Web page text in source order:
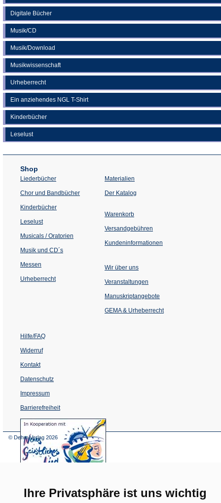
Ihre Privatsphäre ist uns wichtig
Digitale Bücher
Musik/CD
Musik/Download
Musikwissenschaft
Urheberrecht
Ein anziehendes NGL T-Shirt
Kinderbücher
Leselust
Shop
Liederbücher
Chor und Bandbücher
Kinderbücher
Leselust
Musicals / Oratorien
Musik und CD´s
Messen
Urheberrecht
Materialien
Der Katalog
Warenkorb
Versandgebühren
Kundeninformationen
Wir über uns
Veranstaltungen
einem
Tab)
Manuskriptangebote
GEMA & Urheberrecht
Hilfe/FAQ
Widerruf
Kontakt
Datenschutz
Impressum
Barrierefreiheit
(Öffnet
in
© Dehm Verlag 2026